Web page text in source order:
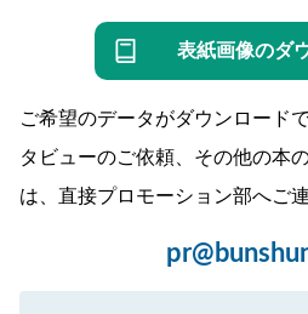
表紙画像のダ
ご希望のデータがダウンロード
タビューのご依頼、その他の本
は、直接プロモーション部へご